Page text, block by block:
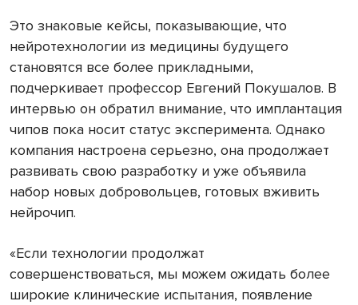
Это знаковые кейсы, показывающие, что
нейротехнологии из медицины будущего
становятся все более прикладными,
подчеркивает профессор Евгений Покушалов. В
интервью он обратил внимание, что имплантация
чипов пока носит статус эксперимента. Однако
компания настроена серьезно, она продолжает
развивать свою разработку и уже объявила
набор новых добровольцев, готовых вживить
нейрочип.
«Если технологии продолжат
совершенствоваться, мы можем ожидать более
широкие клинические испытания, появление